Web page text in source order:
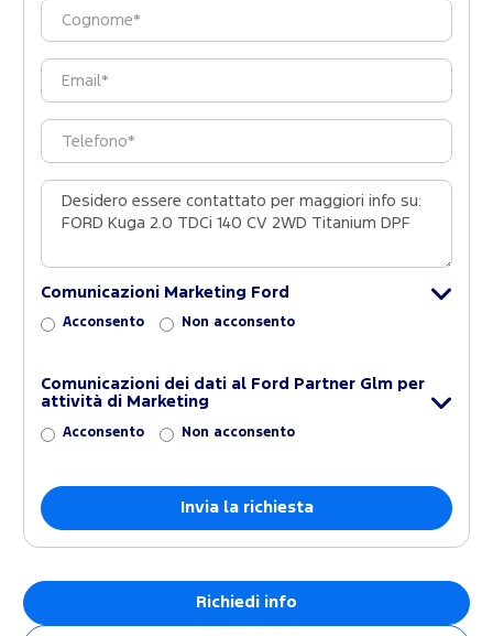
Comunicazioni Marketing Ford
Acconsento Non acconsento
Comunicazioni dei dati al Ford Partner Glm per
attività di Marketing
Acconsento Non acconsento
Richiedi info